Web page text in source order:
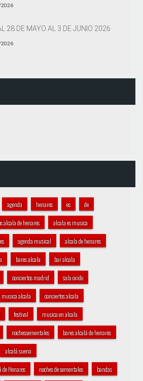
28 DE MAYO AL 3 DE JUNIO 2026
agenda henares es de
alcala de henares alcala es musica
agenda musical alcala de henares
bares alcala bar alcala
conciertos madrid sala oxido
musica alcala conciertos alcala
festival musica en alcala
nochessementales bares alcalá de henares
alcalá suena
Henares noches de sementales bandas